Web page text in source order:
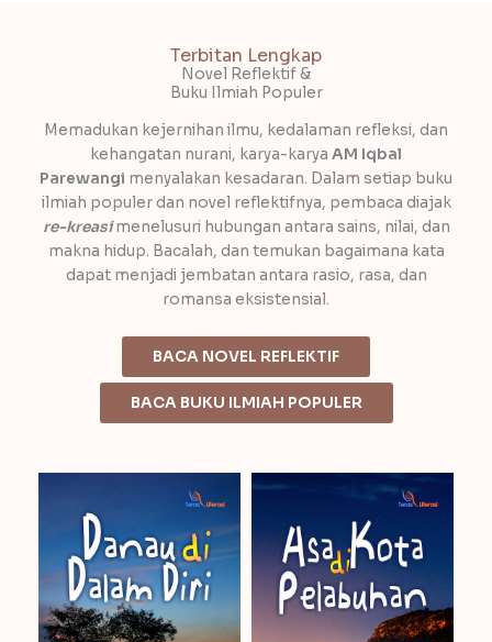
o
k
r
r
a
m
Terbitan Lengkap
Novel Reflektif &
Buku Ilmiah Populer
Memadukan kejernihan ilmu, kedalaman refleksi, dan
kehangatan nurani, karya-karya AM Iqbal
Parewangi menyalakan kesadaran. Dalam setiap buku
ilmiah populer dan novel reflektifnya, pembaca diajak
re-kreasimenelusuri hubungan antara sains, nilai, dan
makna hidup. Bacalah, dan temukan bagaimana kata
dapat menjadi jembatan antara rasio, rasa, dan
romansa eksistensial.
BACA NOVEL REFLEKTIF
BACA BUKU ILMIAH POPULER